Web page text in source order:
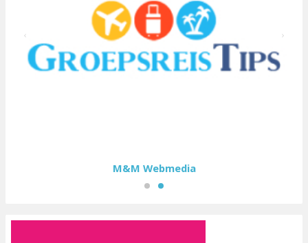
M&M Webmedia